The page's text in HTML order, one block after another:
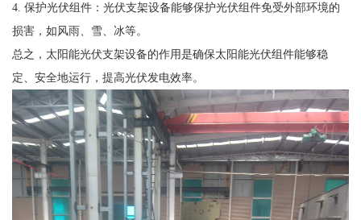
4. 保护光伏组件：光伏支架设备能够保护光伏组件免受外部环境的
损害，如风雨、雪、冰等。
总之，太阳能光伏支架设备的作用是确保太阳能光伏组件能够稳
定、安全地运行，提高光伏发电效率。